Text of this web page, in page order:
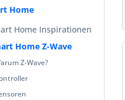
Home
Home Inspirationen
Home Z-Wave
Z-Wave?